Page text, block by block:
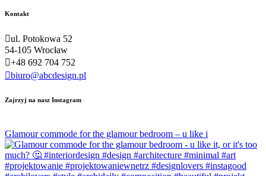
Kontakt
ul. Potokowa 52
54-105 Wrocław
+48 692 704 752
biuro@abcdesign.pl
Zajrzyj na nasz Instagram
Glamour commode for the glamour bedroom – u like i